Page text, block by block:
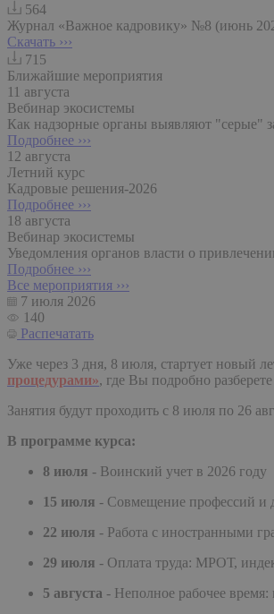
564
Журнал «Важное кадровику» №8 (июнь
Скачать ›››
715
Ближайшие мероприятия
11 августа
Вебинар экосистемы
Как надзорные органы выявляют "серые"
Подробнее ›››
12 августа
Летний курс
Кадровые решения-2026
Подробнее ›››
18 августа
Вебинар экосистемы
Уведомления органов власти о
Подробнее ›››
Все мероприятия ›››
7 июля 2026
140
Распечатать
Уже через 3 дня, 8 июля, стартует новый
процедурами», где Вы подробно
Занятия будут проходить с 8 июля по 26
В программе курса:
8 июля - Воинский учет в 2026 году
15 июля - Совмещение профессий и
22 июля - Работа с иностранными
29 июля - Оплата труда: МРОТ,
5 августа - Неполное рабочее время: